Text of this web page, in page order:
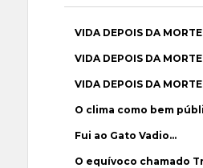
VIDA DEPOIS DA
VIDA DEPOIS DA
VIDA DEPOIS DA MORTE
O clima como bem
Fui ao Gato Vadio…
O equívoco chamado